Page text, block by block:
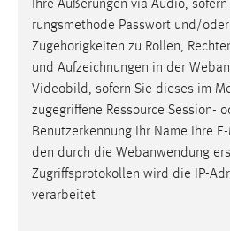
Ihre Äußerungen via Audio, sofern
rungsmethode Passwort und/
Zugehörigkeiten zu Rollen,
und Aufzeichnungen in der
Videobild, sofern Sie dieses im
zugegriffene Ressource Session-
Benutzerkennung Ihr Name Ihre
den durch die Webanwendung
Zugriffsprotokollen wird die IP-
verarbeitet